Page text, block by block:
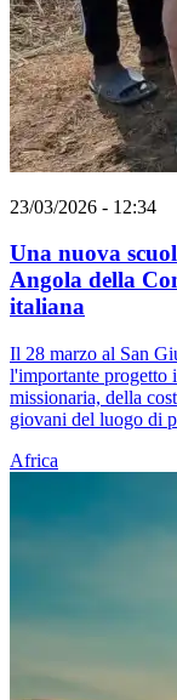
23/03/2026 - 12:34
Una nuova
Angola della
italiana
Il 28 marzo al San
l'importante progetto
missionaria, della
giovani del luogo di
Africa